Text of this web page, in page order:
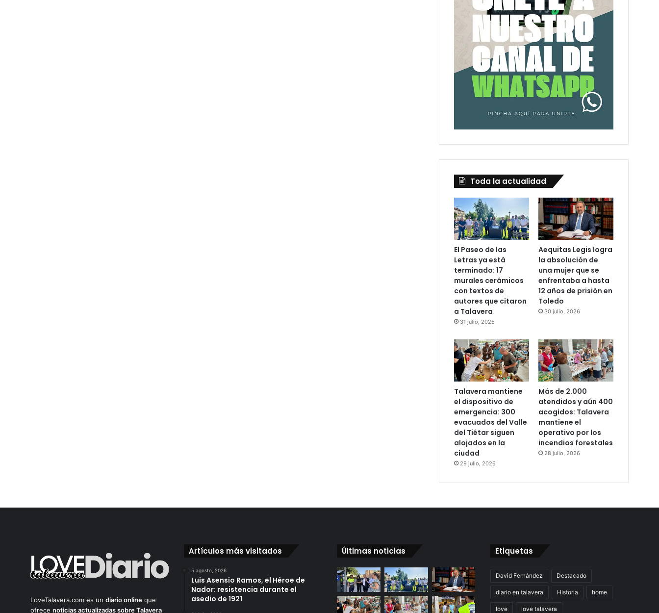
Toda la actualidad
El Paseo de las
Letras ya está
terminado: 17
murales cerámicos
con textos de
autores que citaron
a Talavera
31 julio, 2026
Aequitas Legis logra
la absolución de
una mujer que se
enfrentaba a hasta
12 años de prisión en
Toledo
30 julio, 2026
Talavera mantiene
el dispositivo de
emergencia: 300
evacuados del Valle
del Tiétar siguen
alojados en la
ciudad
29 julio, 2026
Más de 2.000
atendidos y aún 400
acogidos: Talavera
mantiene el
operativo por los
incendios forestales
28 julio, 2026
LoveTalavera.com es un diario online que
ofrece noticias actualizadas sobre Talavera
Artículos más visitados
5 agosto, 2026
Luis Asensio Ramos, el Héroe de
Nador: resistencia durante el
asedio de 1921
Últimas noticias Etiquetas
David Fernández Destacado
diario en talavera Historia home
love love talavera